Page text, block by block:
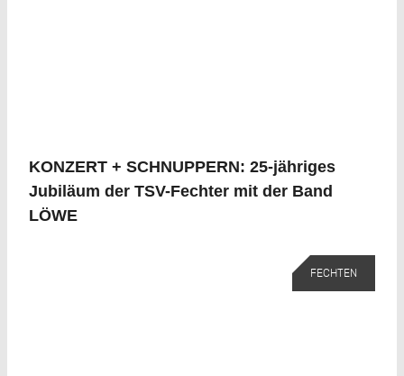
KONZERT + SCHNUPPERN: 25-jähriges
Jubiläum der TSV-Fechter mit der Band
LÖWE
FECHTEN